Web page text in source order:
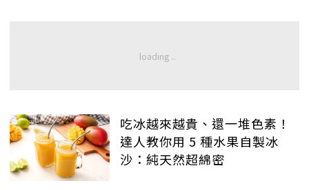
吃冰越來越貴、還一堆色素！
達人教你用 5 種水果自製冰
沙：純天然超綿密